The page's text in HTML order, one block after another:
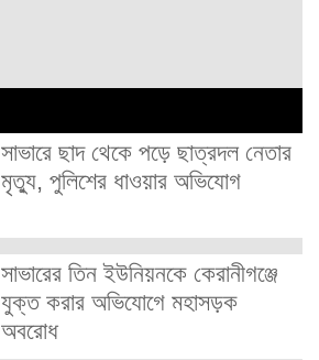
সাভারে ছাদ থেকে পড়ে ছাত্রদল নেতার
মৃত্যু, পুলিশের ধাওয়ার অভিযোগ
সাভারের তিন ইউনিয়নকে কেরানীগঞ্জে
যুক্ত করার অভিযোগে মহাসড়ক
অবরোধ